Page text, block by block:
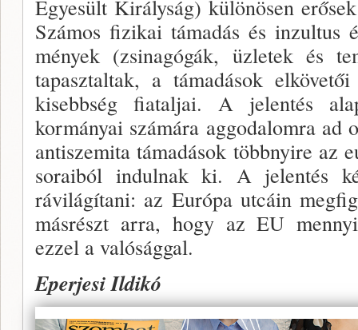
Egyesült Király­ság) különösen
Számos fizikai támadás és
mények (zsinagógák, üzletek és
tapasztal­tak, a támadások
kisebbség fiataljai. A je­lentés
kormányai számára aggodalomra ad
antiszemita tá­madások többnyire az
soraiból indulnak ki. A jelentés
rávilágítani: az Európa utcáin
másrészt arra, hogy az EU
ezzel a valósággal.
Eperjesi Ildikó